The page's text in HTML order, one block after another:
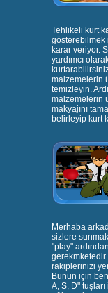
Tehlikeli kurt
gösterebilmek
karar veriyor.
yardımcı
malzemelerin
temizleyin.
malzemelerin
makyajını
belirleyip kurt
Merhaba
sizlere
"play"
rakiplerinizi
Bunun için
A, S, D"